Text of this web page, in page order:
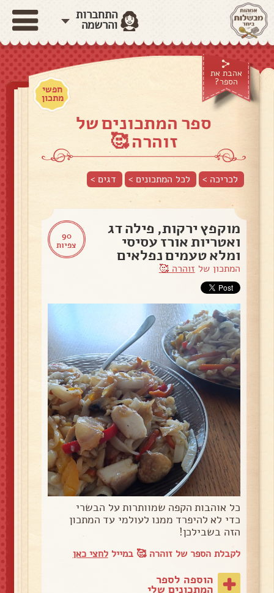
התחברות
והרשמה
אהבת את
הספר?
חפשי
מתכון
ספר המתכונים של
זוהרה 🥰
לכריכה > לכל המתכונים > דגים>
90
צפיות
מוקפץ ירקות, פילה דג
ואטריות אורז עסיסי
ומלא טעמים נפלאים
המתכון של זוהרה 🥰
כל אוהבות הקפה שמוותרות על הבשרי
כדי לא להיפרד ממנו לעולמי עד המתכון
הזה בשבילכן!
לקבלת הספר של זוהרה 🥰 במייללחצי כאן
הוספה לספר
המתכונים שלי